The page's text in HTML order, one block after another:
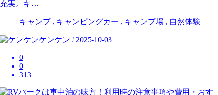
充実。キ…
キャンプ , キャンピングカー , キャンプ場 , 自然体験
ケンケン / 2025-10-03
0
0
313